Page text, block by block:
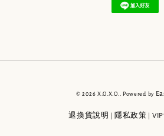
© 2026 X.O.X.O.. Powered by
退換貨說明 隱私政策